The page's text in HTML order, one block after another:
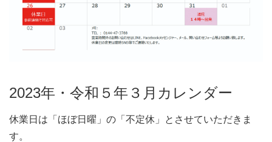
2023年・令和５年３月カレンダー
休業日は「ほぼ日曜」の「不定休」とさせていただきま
す。